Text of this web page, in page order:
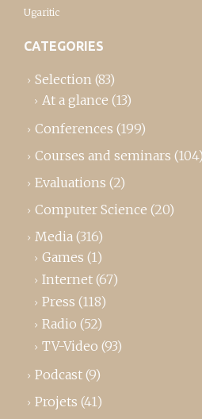
Ugaritic
CATEGORIES
Selection (83)
At a glance (13)
Conferences (199)
Courses and seminars (104)
Evaluations (2)
Computer Science (20)
Media (316)
Games (1)
Internet (67)
Press (118)
Radio (52)
TV-Video (93)
Podcast (9)
Projets (41)